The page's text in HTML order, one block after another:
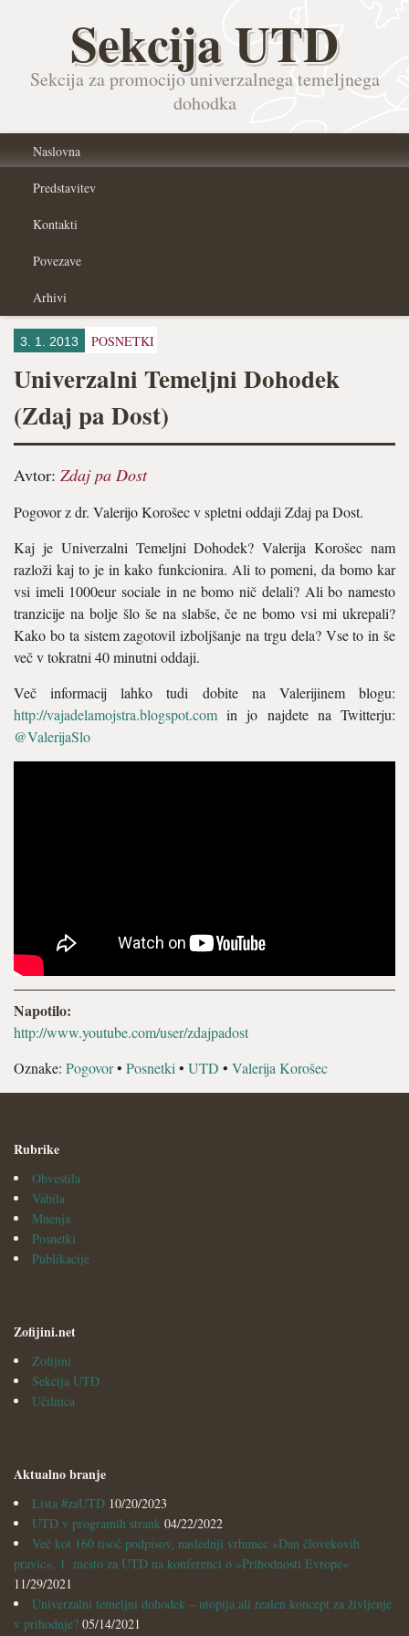
Sekcija UTD
Sekcija za promocijo univerzalnega temeljnega
dohodka
Naslovna
Predstavitev
Kontakti
Povezave
Arhivi
3. 1. 2013 POSNETKI
Univerzalni Temeljni Dohodek
(Zdaj pa Dost)
Avtor: Zdaj pa Dost
Pogovor z dr. Valerijo Korošec v spletni oddaji Zdaj pa Dost.
Kaj je Univerzalni Temeljni Dohodek? Valerija Korošec nam
razloži kaj to je in kako funkcionira. Ali to pomeni, da bomo kar
vsi imeli 1000eur sociale in ne bomo nič delali? Ali bo namesto
tranzicije na bolje šlo še na slabše, če ne bomo vsi mi ukrepali?
Kako bo ta sistem zagotovil izboljšanje na trgu dela? Vse to in še
več v tokratni 40 minutni oddaji.
Več informacij lahko tudi dobite na Valerijinem blogu:
http://vajadelamojstra.blogspot.com in jo najdete na Twitterju:
@ValerijaSlo
Napotilo:
http://www.youtube.com/user/zdajpadost
Oznake: Pogovor• Posnetki • UTD • Valerija Korošec
Rubrike
Obvestila
Vabila
Mnenja
Posnetki
Publikacije
Zofijini.net
Zofijini
Sekcija UTD
Učilnica
Aktualno branje
Lista #zaUTD 10/20/2023
UTD v programih strank 04/22/2022
Več kot 160 tisoč podpisov, naslednji vrhunec »Dan človekovih
pravic«, 1. mesto za UTD na konferenci o »Prihodnosti Evrope«
11/29/2021
Univerzalni temeljni dohodek – utopija ali realen koncept za življenje
v prihodnje? 05/14/2021